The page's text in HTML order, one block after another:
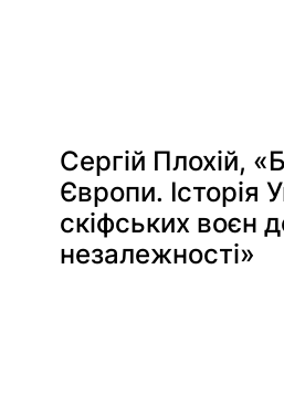
Сергій Плохій,
Європи. Історія
скіфських воєн
незалежності»